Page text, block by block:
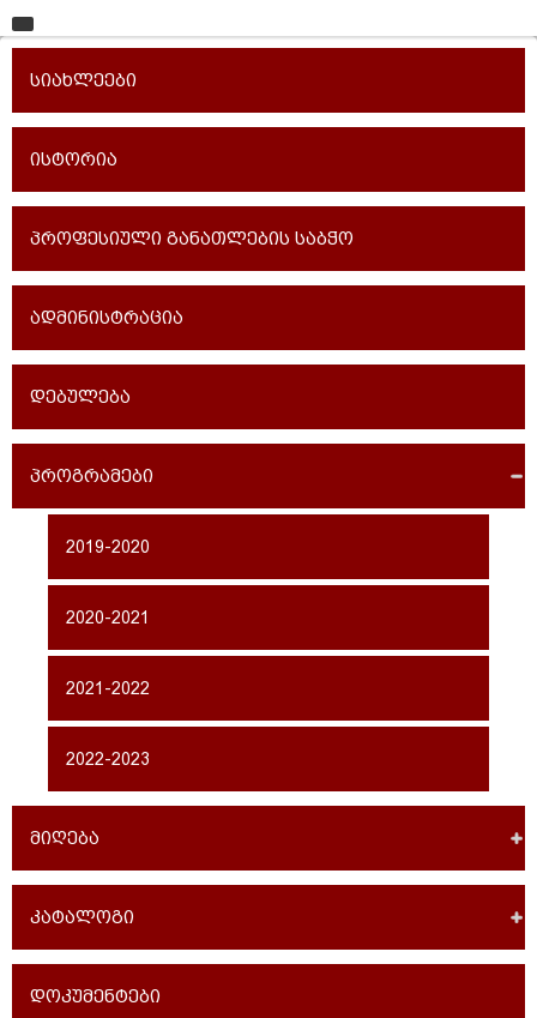
მთავარი
სწავლა
კვლევა
ინტერნაციონალიზაცია
სიახლეები
ისტორია
პროფესიული განათლების საბჭო
ადმინისტრაცია
დებულება
პროგრამები
2019-2020
2020-2021
2021-2022
2022-2023
მიღება
კატალოგი
დოკუმენტები